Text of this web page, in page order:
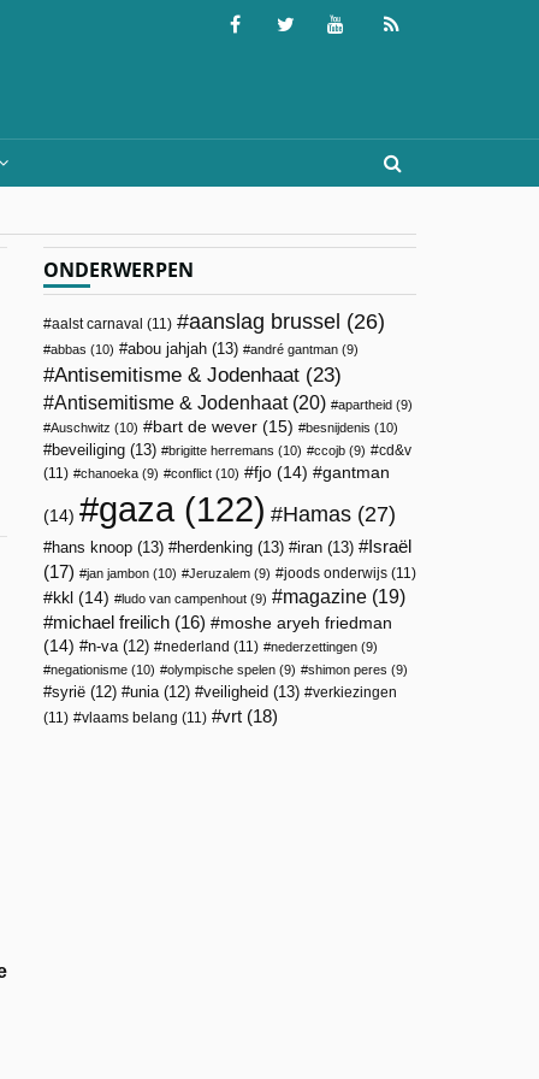
ONDERWERPEN
aalst carnaval (11) aanslag brussel (26)
abbas (10) abou jahjah (13) andré gantman (9)
Antisemitisme & Jodenhaat (23)
Antisemitisme & Jodenhaat(20) apartheid (9)
Auschwitz (10) bart de wever (15) besnijdenis (10)
beveiliging (13) brigitte herremans (10) ccojb (9)
cd&v
(11)
chanoeka (9) conflict (10) fjo (14) gantman
(14) gaza(122) Hamas (27)
hans knoop (13) herdenking (13) iran (13)
Israël
(17)
jan jambon (10) Jeruzalem (9) joods onderwijs (11)
kkl (14) ludo van campenhout (9) magazine (19)
michael freilich (16)
moshe aryeh friedman
(14)
n-va(12) nederland (11) nederzettingen (9)
negationisme (10) olympische spelen (9) shimon peres (9)
syrië (12) unia(12) veiligheid (13)
verkiezingen
(11)
vlaams belang (11) vrt (18)